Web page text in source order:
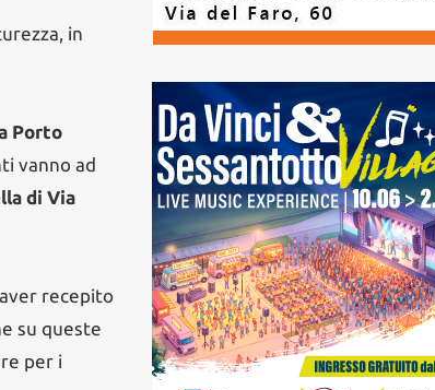
in
Porto
vanno ad
di Via
recepito
su queste
per i